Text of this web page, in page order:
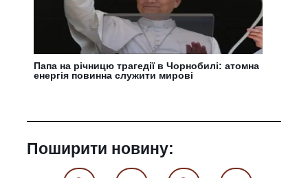
Папа на річницю трагедії в Чорнобилі: атомна
енергія повинна служити мирові
Поширити новину: